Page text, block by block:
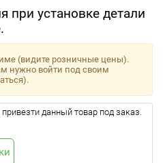
при установке детали
(видите розничные цены).
нужно войти под своим
данный товар под заказ.